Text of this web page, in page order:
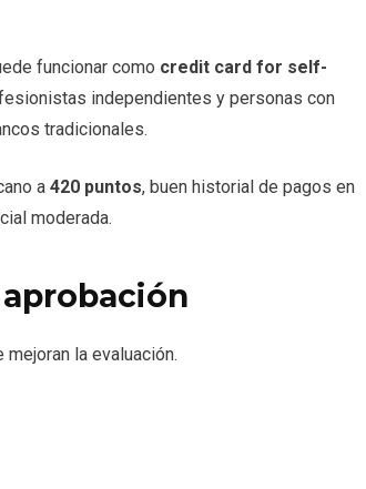
funcionar como credit card for self-
independientes y personas con
tradicionales.
a 420 puntos, buen historial de pagos en
moderada.
la evaluación.